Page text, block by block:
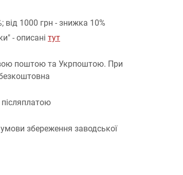
від 1000 грн - знижка 10%
- описані тут
поштою та Укрпоштою. При
збереження заводської